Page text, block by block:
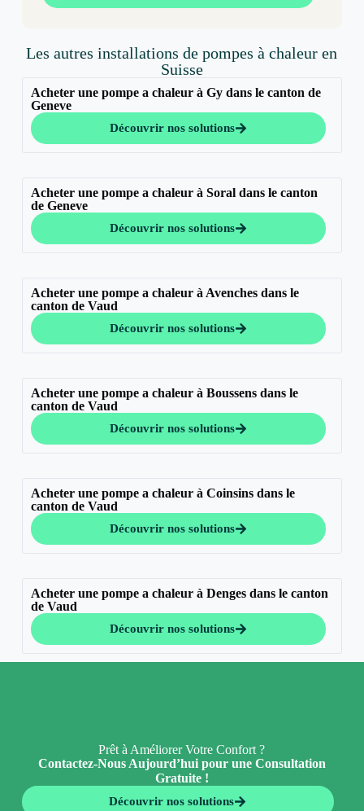
Les autres installations de pompes à chaleur en
Suisse
Acheter une pompe a chaleur à Gy dans le canton de
Geneve
Découvrir nos solutions
Acheter une pompe a chaleur à Soral dans le canton
de Geneve
Découvrir nos solutions
Acheter une pompe a chaleur à Avenches dans le
canton de Vaud
Découvrir nos solutions
Acheter une pompe a chaleur à Boussens dans le
canton de Vaud
Découvrir nos solutions
Acheter une pompe a chaleur à Coinsins dans le
canton de Vaud
Découvrir nos solutions
Acheter une pompe a chaleur à Denges dans le canton
de Vaud
Découvrir nos solutions
Prêt à Améliorer Votre Confort ?
Contactez-Nous Aujourd’hui pour une Consultation
Gratuite !
Découvrir nos solutions